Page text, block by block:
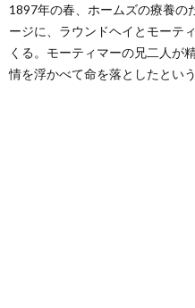
1897年の春、ホームズの療養の
ージに、ラウンドヘイとモーテ
くる。モーティマーの兄二人が
情を浮かべて命を落としたという